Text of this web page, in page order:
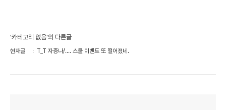
'카테고리 없음'의 다른글
현재글 T_T 자증나/.... 스쿨 이벤트 또 떨어졌네.